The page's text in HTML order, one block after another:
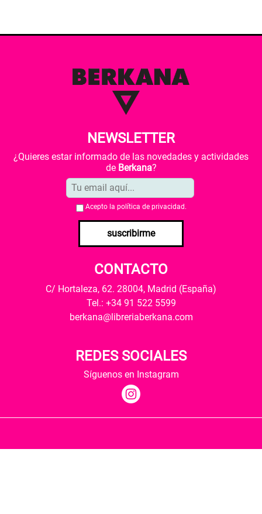
NEWSLETTER
¿Quieres estar informado de las novedades y actividades
de Berkana?
Acepto la política de privacidad .
suscribirme
CONTACTO
C/ Hortaleza, 62. 28004, Madrid (España)
Tel.: +34 91 522 5599
berkana@libreriaberkana.com
REDES SOCIALES
Síguenos en Instagram